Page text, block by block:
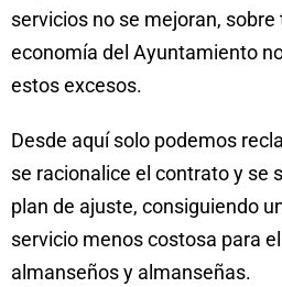
servicios no se mejoran, sobre
economía del Ayuntamiento
estos excesos.
Desde aquí solo podemos
se racionalice el contrato y se
plan de ajuste, consiguiendo
servicio menos costosa para
almanseños y almanseñas.